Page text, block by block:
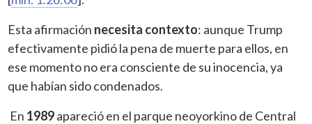
Esta afirmación necesita contexto: aunque Trump
efectivamente pidió la pena de muerte para ellos, en
ese momento no era consciente de su inocencia, ya
que habían sido condenados.
En 1989apareció en el parque neoyorkino de Central